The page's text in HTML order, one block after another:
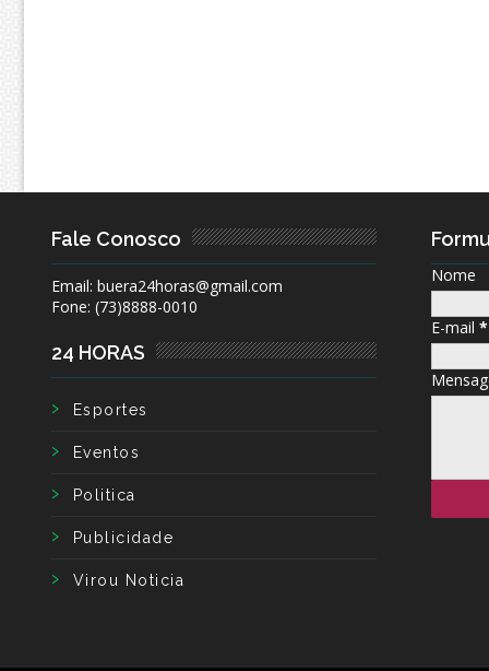
Fale Conosco
Email: buera24horas@gmail.com
Fone: (73)8888-0010
24 HORAS
Esportes
Eventos
Politica
Publicidade
Virou Noticia
Nome
E-mail *